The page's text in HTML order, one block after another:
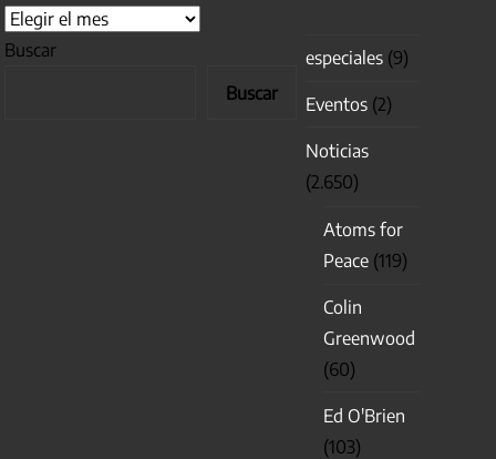
Buscar
Buscar
especiales (9)
Eventos (2)
Noticias
(2.650)
Atoms for
Peace (119)
Colin
Greenwood
(60)
Ed O'Brien
(103)